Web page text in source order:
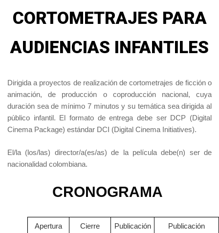
CORTOMETRAJES PARA
AUDIENCIAS INFANTILES
Dirigida a proyectos de realización de cortometrajes de ficción o
animación, de producción o coproducción nacional, cuya
duración sea de mínimo 7 minutos y su temática sea dirigida al
público infantil. El formato de entrega debe ser DCP (Digital
Cinema Package) estándar DCI (Digital Cinema Initiatives).
El/la (los/las) director/a(es/as) de la película debe(n) ser de
nacionalidad colombiana.
CRONOGRAMA
Apertura Cierre
Publicación
Publicación